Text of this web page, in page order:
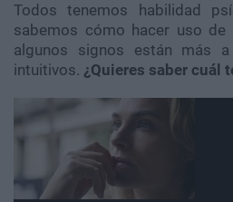
Todos tenemos habilidad
sabemos cómo hacer uso de
algunos signos están más
intuitivos. ¿Quieres saber cuál